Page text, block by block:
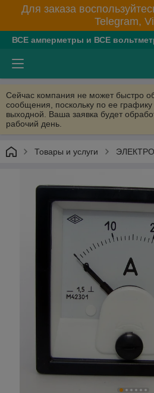
Для заказа
Telegram,
ВСЕ амперметры и ВСЕ
Сейчас компания не может быстро
сообщения, поскольку по ее
выходной. Ваша заявка будет
рабочий день.
Товары и услуги